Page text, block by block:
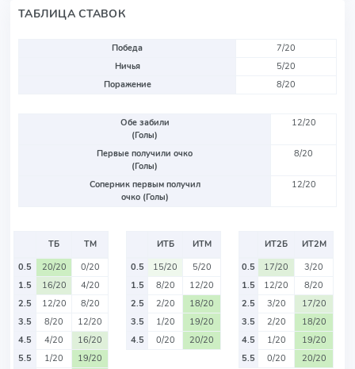
ТАБЛИЦА СТАВОК
Победа
7/20
Ничья
5/20
Поражение
8/20
Обе забили
(Голы)
12/20
Первые получили очко
(Голы)
8/20
Соперник первым получил
очко (Голы)
12/20
ТБ
ТМ
0.5
20/20
0/20
1.5
16/20
4/20
2.5
12/20
8/20
3.5
8/20
12/20
4.5
4/20
16/20
5.5
1/20
19/20
ИТБ
ИТМ
0.5
15/20
5/20
1.5
8/20
12/20
2.5
2/20
18/20
3.5
1/20
19/20
4.5
0/20 20/20
ИТ2Б
ИТ2М
0.5
17/20
3/20
1.5
12/20
8/20
2.5
3/20
17/20
3.5
2/20
18/20
4.5
1/20
19/20
5.5
0/20 20/20